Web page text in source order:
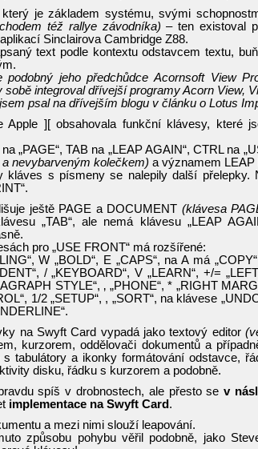
který je základem systému, svými
též rallye závodníka) – ten existoval
Sinclairova Cambridge Z88.
text podle kontextu odstavcem textu,
podobný jeho předchůdce Acornsoft View
sobě integroval dřívejší programy Acorn View,
psal na dřívejším blogu v článku o Lotus
Apple ][ obsahovala funkční klávesy, které
„PAGE“, TAB na „LEAP AGAIN“, CTRL na
nevybarveným kolečkem) a významem LEAP
kláves s písmeny se nalepily další přelepky.
ještě PAGE a DOCUMENT (klávesa
„TAB“, ale nemá klávesu „LEAP
pro „USE FRONT“ má rozšířené:
W „BOLD“, E „CAPS“, na A má
/ „KEYBOARD“, V „LEARN“, +/=
STYLE“, ‚ „PHONE“, * „RIGHT
1/2 „SETUP“, , „SORT“, na klávese
na Swyft Card vypadá jako textový editor
kurzorem, oddělovači dokumentů a
tabulátory a ikonky formátování odstavce,
disku, řádku s kurzorem a podobně.
spíš v drobnostech, ale přesto sev
implementace na Swyft Card .
a mezi nimi slouží leapování.
způsobu pohybu věřil podobně, jako